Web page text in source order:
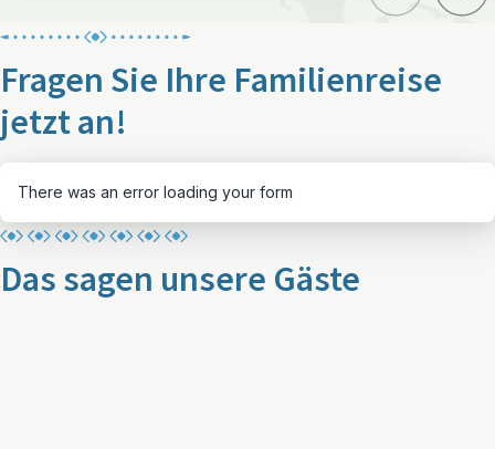
Fragen Sie Ihre Familienreise
jetzt an!
There was an error loading your form
Das sagen unsere Gäste